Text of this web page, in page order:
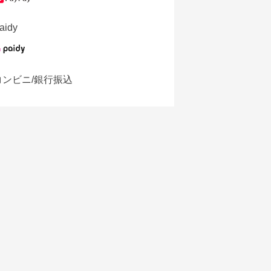
ンビニ/銀行振込